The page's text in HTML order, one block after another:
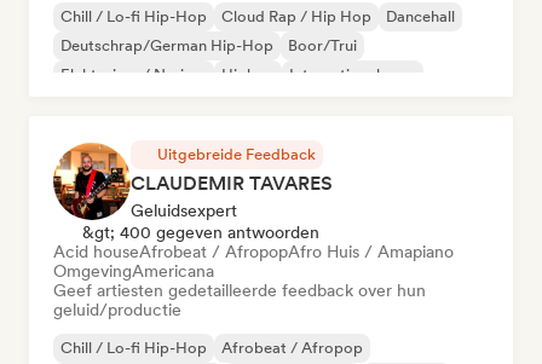
Chill / Lo-fi Hip-Hop Cloud Rap / Hip Hop
Dancehall
Deutschrap/German Hip-Hop
Boor/Trui
Elektrojazz / Nu-jazz
Hiphop Internationale rap
Uitgebreide Feedback
CLAUDEMIR TAVARES
Geluidsexpert
&gt; 400 gegeven antwoorden
Acid houseAfrobeat / AfropopAfro Huis / Amapiano
OmgevingAmericana
Geef artiesten gedetailleerde feedback over hun
geluid/productie
Chill / Lo-fi Hip-Hop
Afrobeat / Afropop